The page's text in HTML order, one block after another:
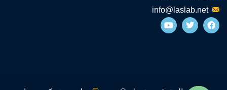
info@laslab.net